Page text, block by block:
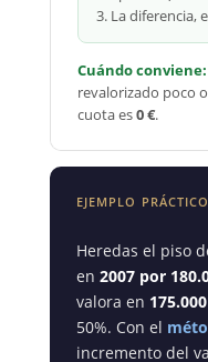
3. La diferencia,
Cuándo conviene:
revalorizado poco
cuota es0 €.
EJEMPLO PRÁCTICO
Heredas el piso
en 2007 por
valora en
50%. Con el
incremento del